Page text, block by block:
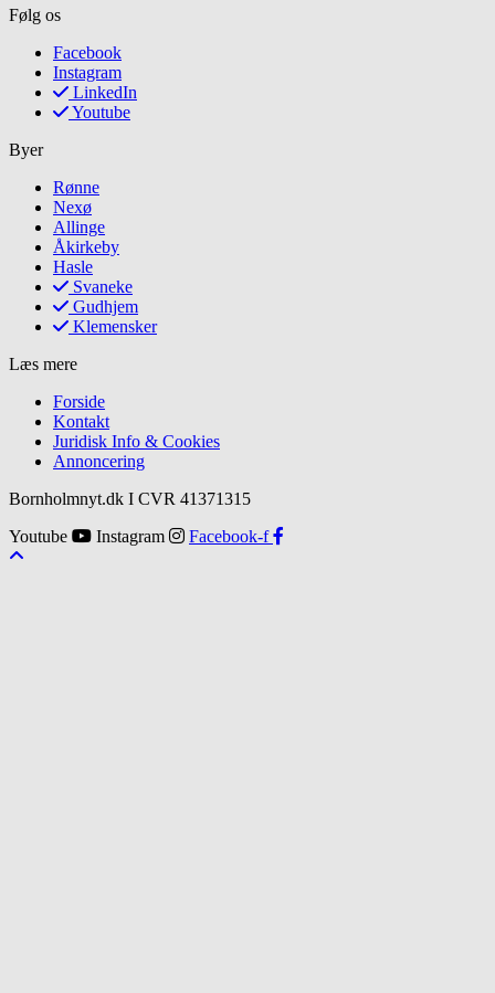
Følg os
Facebook
Instagram
LinkedIn
Youtube
Byer
Rønne
Nexø
Allinge
Åkirkeby
Hasle
Svaneke
Gudhjem
Klemensker
Læs mere
Forside
Kontakt
Juridisk Info & Cookies​
Annoncering
Bornholmnyt.dk I CVR 41371315
Youtube
Instagram Facebook-f